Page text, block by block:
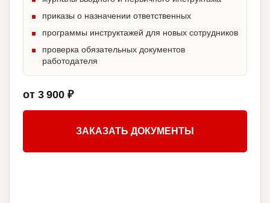
приказы о назначении ответственных
программы инструктажей для новых сотрудников
проверка обязательных документов
работодателя
от 3 900 ₽
ЗАКАЗАТЬ ДОКУМЕНТЫ